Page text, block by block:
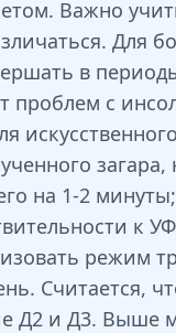
Важно
Для
в
проблем с
загара,
на 1-2
к
режим
Считается,
Д2 и Д3. Выше